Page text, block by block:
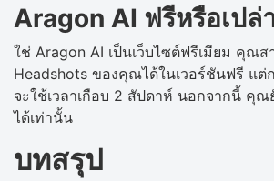
Aragon AI ฟรีหรือเปล่
ใช่ Aragon AI เป็นเว็บไซต์ฟรีเมียม คุณส
Headshots ของคุณได้ในเวอร์ชันฟรี แต่
จะใช้เวลาเกือบ 2 สัปดาห์ นอกจากนี้ คุณ
ได้เท่านั้น
บทสรุป